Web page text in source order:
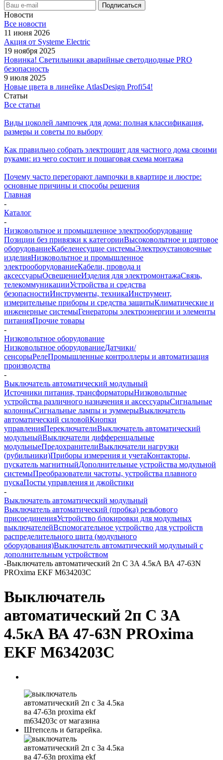
Новости
Все новости
11 июня 2026
Акция от Systeme Electric
19 ноября 2025
Новинка! Светильники аварийные светодиодные PRO
безопасность
9 июля 2025
Новые цвета в линейке AtlasDesign Profi54!
Статьи
Все статьи
Виды цоколей лампочек для дома: полная классификация,
размеры и советы по выбору
Как правильно собрать электрощит для частного дома своими
руками: из чего состоит и пошаговая схема монтажа
Почему часто перегорают лампочки в квартире и люстре:
основные причины и способы решения
Главная
-
Каталог
-
Низковольтное и промышленное электрооборудование
Позиции без привязки к категорииВысоковольтное и щитовое
оборудованиеКабеленесущие системыЭлектроустановочные
изделияНизковольтное и промышленное
электрооборудованиеКабели, провода и
аксессуарыОсвещениеИзделия для электромонтажаСвязь,
телекоммуникацииУстройства и средства
безопасностиИнструменты, техникаИнструмент,
измерительные приборы и средства защитыКлиматические и
инженерные системыГенераторы электроэнергии и элементы
питанияПрочие товары
-
Низковольтное оборудование
Низковольтное оборудованиеДатчики/
сенсорыРелеПромышленные контроллеры и автоматизация
производства
-
Выключатель автоматический модульный
Источники питания, трансформаторыНизковольтные
устройства различного назначения и аксессуарыСигнальные
колонныСигнальные лампы и зуммерыВыключатель
автоматический силовойКнопки
управленияПереключателиВыключатель автоматический
модульныйВыключатели дифференцальные
модульныеПредохранителиВыключатели нагрузки
(рубильники)Приборы измерения и учетаКонтакторы,
пускатель магнитныйДополнительные устройства модульной
системыПреобразователи частоты, устройства плавного
пускаПосты управления и джойстики
-
Выключатель автоматический модульный
Выключатель автоматический (пробка) резьбового
присоединенияУстройство блокировки для модульных
выключателейВспомогательное устройство для устройств
распределительного щита (модульного
оборудования)Выключатель автоматический модульный с
дополнительным устройством
-Выключатель автоматический 2п C 3А 4.5кА ВА 47-63N
PROxima EKF M634203C
Выключатель
автоматический 2п C 3А
4.5кА ВА 47-63N PROxima
EKF M634203C